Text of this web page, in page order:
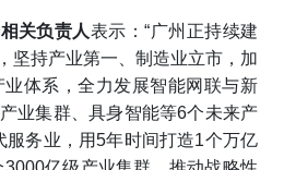
关负责人表示：“广州正持续建
坚持产业第一、制造业立市，加
业体系，全力发展智能网联与新
业集群、具身智能等6个未来产
服务业，用5年时间打造1个万亿